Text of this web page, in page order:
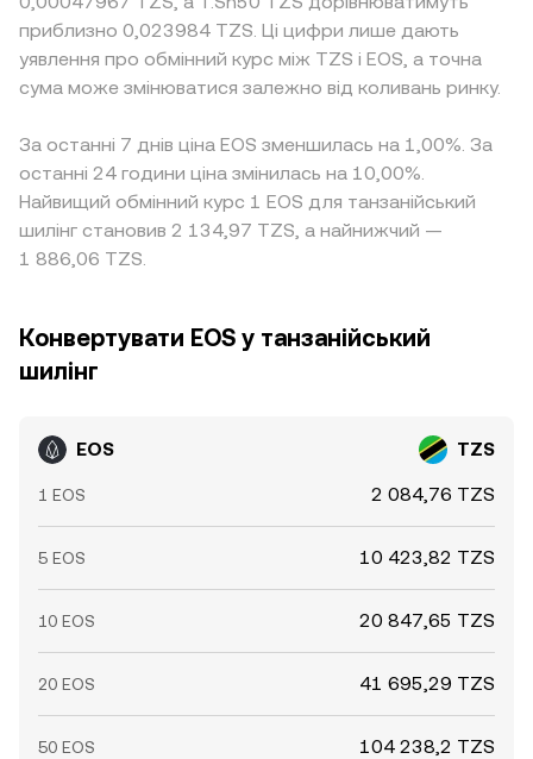
приблизно 0,023984 TZS. Ці цифри лише дають
уявлення про обмінний курс між TZS і EOS, а точна
сума може змінюватися залежно від коливань ринку.
За останні 7 днів ціна EOS зменшилась на 1,00%. За
останні 24 години ціна змінилась на 10,00%.
Найвищий обмінний курс 1 EOS для танзанійський
шилінг становив 2 134,97 TZS, а найнижчий —
1 886,06 TZS.
Конвертувати EOS у танзанійський
шилінг
EOS TZS
1 EOS 2 084,76 TZS
5 EOS 10 423,82 TZS
10 EOS 20 847,65 TZS
20 EOS 41 695,29 TZS
50 EOS 104 238,2 TZS